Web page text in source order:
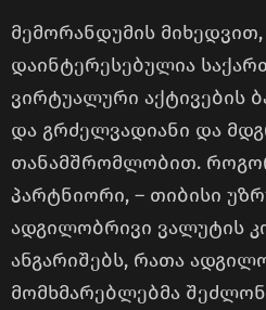
მემორანდუმის
დაინტერესებულია
ვირტუალური აქტივების
და გრძელვადიანი და
თანამშრომლობით.
პარტნიორი, – თიბისი
ადგილობრივი ვალუტის
ანგარიშებს, რათა
მომხმარებლებმა